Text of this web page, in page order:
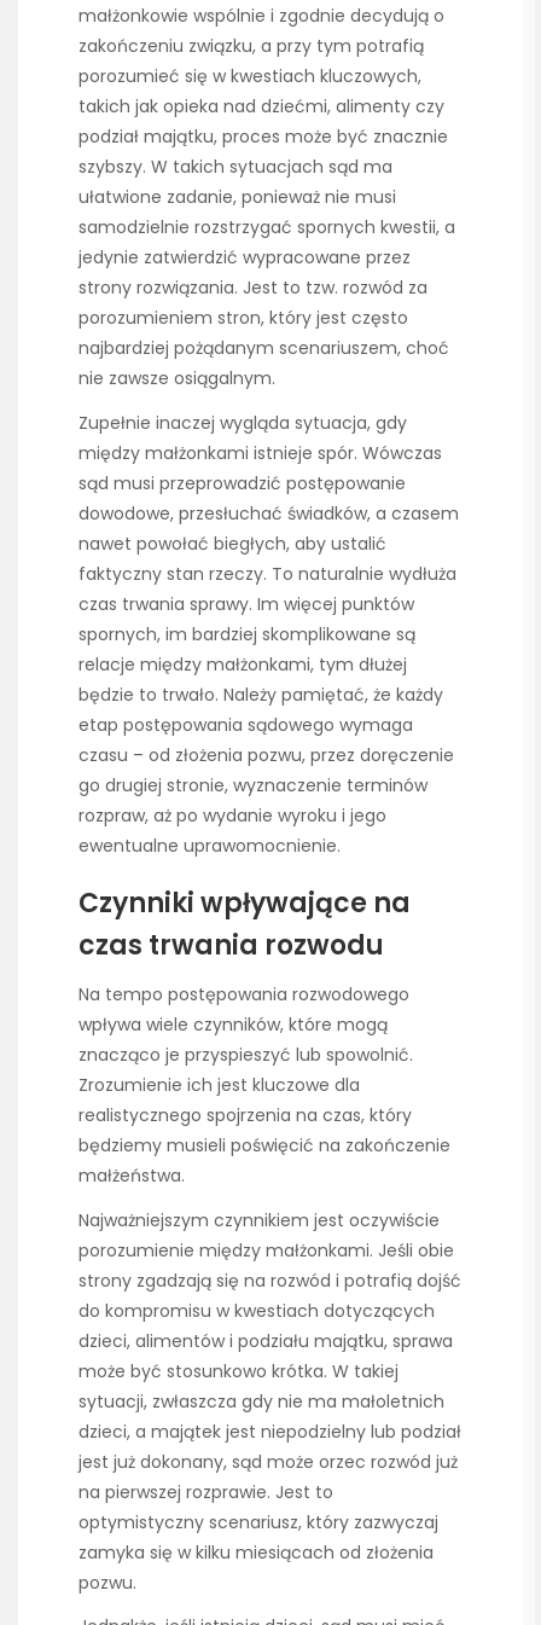
małżonkowie wspólnie i zgodnie decydują o
zakończeniu związku, a przy tym potrafią
porozumieć się w kwestiach kluczowych,
takich jak opieka nad dziećmi, alimenty czy
podział majątku, proces może być znacznie
szybszy. W takich sytuacjach sąd ma
ułatwione zadanie, ponieważ nie musi
samodzielnie rozstrzygać spornych kwestii, a
jedynie zatwierdzić wypracowane przez
strony rozwiązania. Jest to tzw. rozwód za
porozumieniem stron, który jest często
najbardziej pożądanym scenariuszem, choć
nie zawsze osiągalnym.
Zupełnie inaczej wygląda sytuacja, gdy
między małżonkami istnieje spór. Wówczas
sąd musi przeprowadzić postępowanie
dowodowe, przesłuchać świadków, a czasem
nawet powołać biegłych, aby ustalić
faktyczny stan rzeczy. To naturalnie wydłuża
czas trwania sprawy. Im więcej punktów
spornych, im bardziej skomplikowane są
relacje między małżonkami, tym dłużej
będzie to trwało. Należy pamiętać, że każdy
etap postępowania sądowego wymaga
czasu – od złożenia pozwu, przez doręczenie
go drugiej stronie, wyznaczenie terminów
rozpraw, aż po wydanie wyroku i jego
ewentualne uprawomocnienie.
Czynniki wpływające na
czas trwania rozwodu
Na tempo postępowania rozwodowego
wpływa wiele czynników, które mogą
znacząco je przyspieszyć lub spowolnić.
Zrozumienie ich jest kluczowe dla
realistycznego spojrzenia na czas, który
będziemy musieli poświęcić na zakończenie
małżeństwa.
Najważniejszym czynnikiem jest oczywiście
porozumienie między małżonkami. Jeśli obie
strony zgadzają się na rozwód i potrafią dojść
do kompromisu w kwestiach dotyczących
dzieci, alimentów i podziału majątku, sprawa
może być stosunkowo krótka. W takiej
sytuacji, zwłaszcza gdy nie ma małoletnich
dzieci, a majątek jest niepodzielny lub podział
jest już dokonany, sąd może orzec rozwód już
na pierwszej rozprawie. Jest to
optymistyczny scenariusz, który zazwyczaj
zamyka się w kilku miesiącach od złożenia
pozwu.